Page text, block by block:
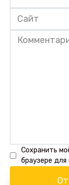
*
Сайт
Комментарий
Сохранить
браузере